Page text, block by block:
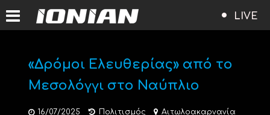
LIVE
«Δρόμοι Ελευθερίας» από το
Μεσολόγγι στο Ναύπλιο
16/07/2025 Πολιτισμός Αιτωλοακαρνανία